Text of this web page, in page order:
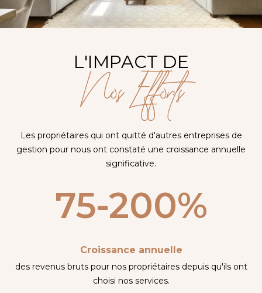
L'IMPACT DE
Nos Efforts
Les propriétaires qui ont quitté d'autres entreprises de
gestion pour nous ont constaté une croissance annuelle
significative.
75-200%
Croissance annuelle
des revenus bruts pour nos propriétaires depuis qu'ils ont
choisi nos services.